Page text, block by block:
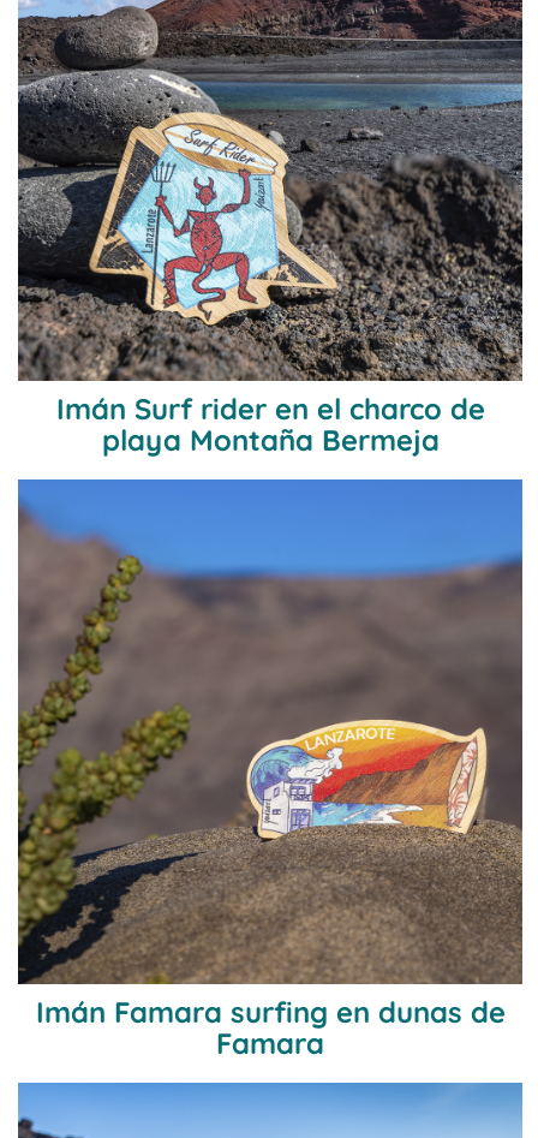
Imán Surf rider en el charco de
playa Montaña Bermeja
Imán Famara surfing en dunas de
Famara